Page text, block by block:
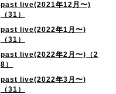
past live(2021年12月〜)
（31）
past live(2022年1月〜)
（31）
past live(2022年2月〜)（2
8）
past live(2022年3月〜)
（31）